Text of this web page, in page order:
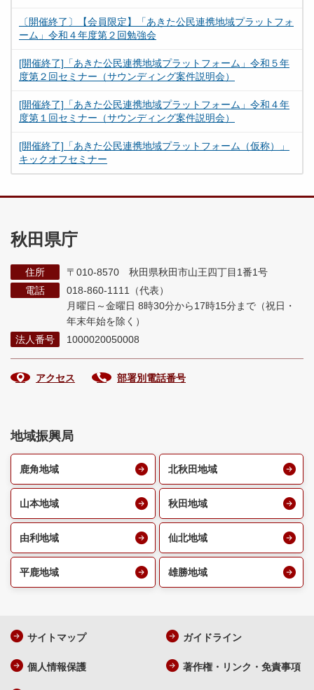
〔開催終了〕【会員限定】「あきた公民連携地域プラットフォ
ーム」令和４年度第２回勉強会
[開催終了]「あきた公民連携地域プラットフォーム」令和５年
度第２回セミナー（サウンディング案件説明会）
[開催終了]「あきた公民連携地域プラットフォーム」令和４年
度第１回セミナー（サウンディング案件説明会）
[開催終了]「あきた公民連携地域プラットフォーム（仮称）」
キックオフセミナー
秋田県庁
住所
〒010-8570 秋田県秋田市山王四丁目1番1号
電話
018-860-1111（代表）
月曜日～金曜日 8時30分から17時15分まで （祝日・
年末年始を除く）
法人番号
1000020050008
アクセス 部署別電話番号
地域振興局
鹿角地域 北秋田地域
山本地域 秋田地域
由利地域 仙北地域
平鹿地域 雄勝地域
サイトマップ ガイドライン
個人情報保護 著作権・リンク・免責事項